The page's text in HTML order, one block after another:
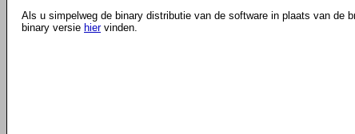
Als u simpelweg de binary distributie van de software in plaats van de
binary versie hiervinden.